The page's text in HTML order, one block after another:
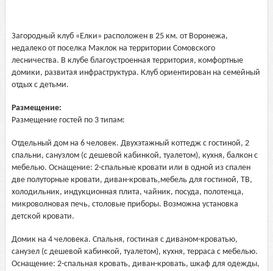
Загородный клуб «Елки» расположен в 25 км. от Воронежа,
недалеко от поселка Маклок на территории Сомовского
лесничества. В клубе благоустроенная территория, комфортные
домики, развитая инфраструктура. Клуб ориентирован на семейный
отдых с детьми.
Размещение:
Размещение гостей по 3 типам:
Отдельный дом на 6 человек. Двухэтажный коттедж с гостиной, 2
спальни, санузлом (с дешевой кабинкой, туалетом), кухня, балкон с
мебелью. Оснащение: 2-спальные кровати или в одной из спален
две полуторные кровати, диван-кровать,мебель для гостиной, ТВ,
холодильник, индукционная плита, чайник, посуда, полотенца,
микроволновая печь, столовые приборы. Возможна установка
детской кровати.
Домик на 4 человека. Спальня, гостиная с диваном-кроватью,
санузел (с дешевой кабинкой, туалетом), кухня, терраса с мебелью.
Оснащение: 2-спальная кровать, диван-кровать, шкаф для одежды,